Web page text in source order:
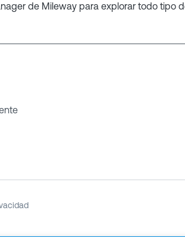
de Mileway para explorar todo tipo